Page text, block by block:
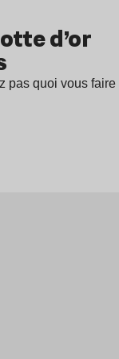
d’or
pas quoi vous faire